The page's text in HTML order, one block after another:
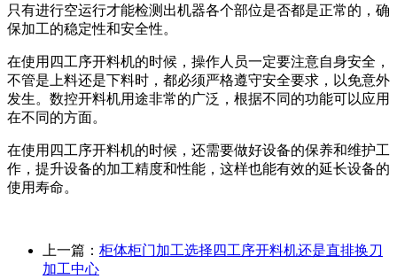
只有进行空运行才能检测出机器各个部位是否都是正常的，确
保加工的稳定性和安全性。
在使用四工序开料机的时候，操作人员一定要注意自身安全，
不管是上料还是下料时，都必须严格遵守安全要求，以免意外
发生。数控开料机用途非常的广泛，根据不同的功能可以应用
在不同的方面。
在使用四工序开料机的时候，还需要做好设备的保养和维护工
作，提升设备的加工精度和性能，这样也能有效的延长设备的
使用寿命。
上一篇： ​柜体柜门加工选择四工序开料机还是直排换刀
加工中心